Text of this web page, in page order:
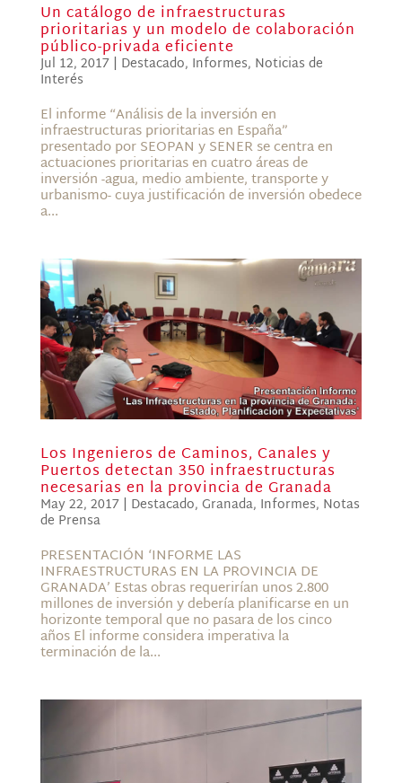
Un catálogo de infraestructuras
prioritarias y un modelo de colaboración
público-privada eficiente
Jul 12, 2017| Destacado, Informes, Noticias de
Interés
El informe “Análisis de la inversión en
infraestructuras prioritarias en España”
presentado por SEOPAN y SENER se centra en
actuaciones prioritarias en cuatro áreas de
inversión -agua, medio ambiente, transporte y
urbanismo- cuya justificación de inversión obedece
a...
Los Ingenieros de Caminos, Canales y
Puertos detectan 350 infraestructuras
necesarias en la provincia de Granada
May 22, 2017| Destacado, Granada, Informes, Notas
de Prensa
PRESENTACIÓN ‘INFORME LAS
INFRAESTRUCTURAS EN LA PROVINCIA DE
GRANADA’ Estas obras requerirían unos 2.800
millones de inversión y debería planificarse en un
horizonte temporal que no pasara de los cinco
años El informe considera imperativa la
terminación de la...